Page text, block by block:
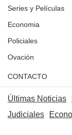
Series y Películas
Economia
Policiales
Ovación
CONTACTO
Últimas Noticias
Judiciales